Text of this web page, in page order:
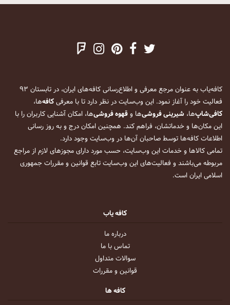
کافه‌یاب به عنوان مرجع معرفی و اطلاع‌رسانی کافه‌های ایران، در تابستان ۹۳
فعالیت خود را آغاز نمود. این وب‌سایت در نظر دارد تا با معرفیکافه‌ها،
کافی‌شاپ‌ها، شیرینی فروشی‌ها وقهوه فروشی‌ها، امکان آشنایی کاربران را با
این مکان‌ها و خدماتشان، فراهم کند. همچنین امکان درج و به روز رسانی
اطلاعات کافه‌ها توسط صاحبان آن‌ها در وب‌سایت وجود دارد.
تمامی کالاها و خدمات این وب‌سایت، حسب مورد دارای مجوزهای لازم از مراجع
مربوطه می‌باشند و فعالیت‌های این وب‌سایت تابع قوانین و مقررات جمهوری
اسلامی ایران است.
کافه یاب
درباره ما
تماس با ما
سوالات متداول
قوانین و مقررات
کافه ها